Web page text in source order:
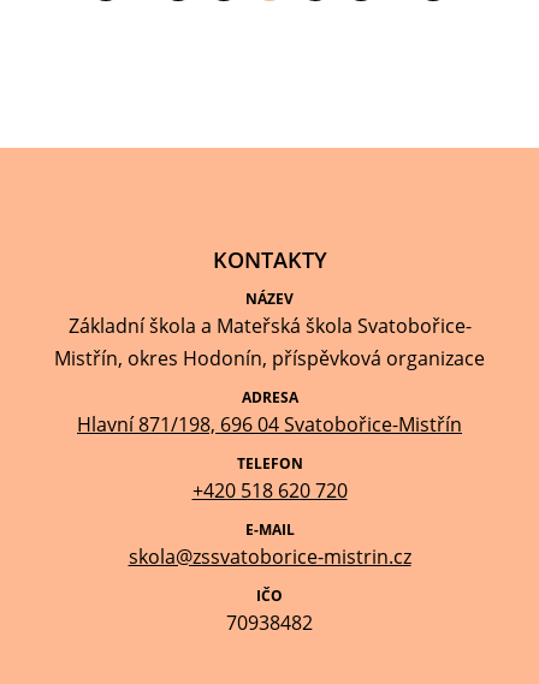
KONTAKTY
NÁZEV
Základní škola a Mateřská škola Svatobořice-
Mistřín, okres Hodonín, příspěvková organizace
ADRESA
Hlavní 871/198, 696 04 Svatobořice-Mistřín
TELEFON
+420 518 620 720
E-MAIL
skola@zssvatoborice-mistrin.cz
IČO
70938482